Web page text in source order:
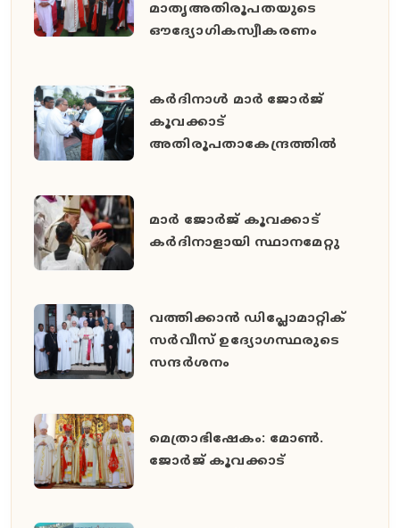
മാതൃഅതിരൂപതയുടെ
ഔദ്യോഗികസ്വീകരണം
കർദിനാൾ മാർ ജോർജ്
കൂവക്കാട്
അതിരൂപതാകേന്ദ്രത്തിൽ
മാർ ജോർജ് കൂവക്കാട്
കർദിനാളായി സ്ഥാനമേറ്റു
വത്തിക്കാൻ ഡിപ്ലോമാറ്റിക്
സർവീസ് ഉദ്യോഗസ്ഥരുടെ
സന്ദർശനം
മെത്രാഭിഷേകം: മോൺ.
ജോർജ് കൂവക്കാട്